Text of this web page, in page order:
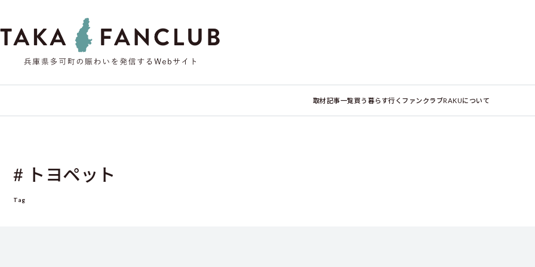
取材記事一覧買う 暮らす行く ファンクラブRAKUについて
# トヨペット
Tag